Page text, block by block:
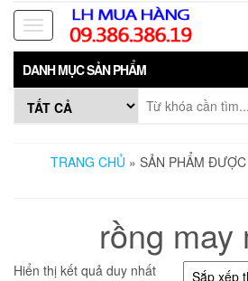
Skip
the
content
Toggle
navigation
DANH MỤC SẢN PHẨM
TRANG CHỦ » SẢN PHẨM
rồng may
Hiển thị kết quả duy nhất